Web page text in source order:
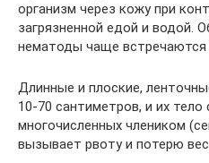
организм через кожу при
загрязненной едой и водой.
нематоды чаще встречаются
Длинные и плоские,
10-70 сантиметров, и их тело
многочисленных члеником
вызывает рвоту и потерю